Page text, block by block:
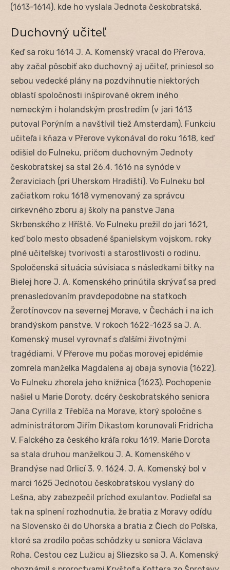
(1613-1614), kde ho vyslala Jednota českobratská.
Duchovný učiteľ
Keď sa roku 1614 J. A. Komenský vracal do Přerova,
aby začal pôsobiť ako duchovný aj učiteľ, priniesol so
sebou vedecké plány na pozdvihnutie niektorých
oblastí spoločnosti inšpirované okrem iného
nemeckým i holandským prostredím (v jari 1613
putoval Porýním a navštívil tiež Amsterdam). Funkciu
učiteľa i kňaza v Přerove vykonával do roku 1618, keď
odišiel do Fulneku, pričom duchovným Jednoty
českobratskej sa stal 26.4. 1616 na synóde v
Žeraviciach (pri Uherskom Hradišti). Vo Fulneku bol
začiatkom roku 1618 vymenovaný za správcu
cirkevného zboru aj školy na panstve Jana
Skrbenského z Hříště. Vo Fulneku prežil do jari 1621,
keď bolo mesto obsadené španielskym vojskom, roky
plné učiteľskej tvorivosti a starostlivosti o rodinu.
Spoločenská situácia súvisiaca s následkami bitky na
Bielej hore J. A. Komenského prinútila skrývať sa pred
prenasledovaním pravdepodobne na statkoch
Žerotínovcov na severnej Morave, v Čechách i na ich
brandýskom panstve. V rokoch 1622-1623 sa J. A.
Komenský musel vyrovnať s ďalšími životnými
tragédiami. V Přerove mu počas morovej epidémie
zomrela manželka Magdalena aj obaja synovia (1622).
Vo Fulneku zhorela jeho knižnica (1623). Pochopenie
našiel u Marie Doroty, dcéry českobratského seniora
Jana Cyrilla z Třebíča na Morave, ktorý spoločne s
administrátorom Jiřím Dikastom korunovali Fridricha
V. Falckého za českého kráľa roku 1619. Marie Dorota
sa stala druhou manželkou J. A. Komenského v
Brandýse nad Orlicí 3. 9. 1624. J. A. Komenský bol v
marci 1625 Jednotou českobratskou vyslaný do
Lešna, aby zabezpečil príchod exulantov. Podieľal sa
tak na splnení rozhodnutia, že bratia z Moravy odídu
na Slovensko či do Uhorska a bratia z Čiech do Poľska,
ktoré sa zrodilo počas schôdzky u seniora Václava
Roha. Cestou cez Lužicu aj Sliezsko sa J. A. Komenský